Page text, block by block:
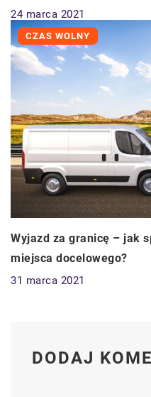
24 marca 2021
CZAS WOLNY
Wyjazd za granicę – jak
miejsca docelowego?
31 marca 2021
DODAJ